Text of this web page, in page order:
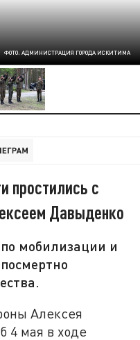
ФОТО: АДМИНИСТРАЦИЯ ГОРОДА ИСКИТИМА
простились с
Давыденко
мобилизации и
Алексея
4 мая в ходе